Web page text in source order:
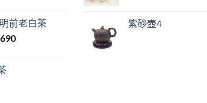
$98.
前老白茶
690Current
紫砂壺4